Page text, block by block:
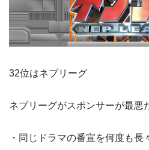
32位はネプリーグ
ネプリーグがスポンサーが最悪
・同じドラマの番宣を何度も